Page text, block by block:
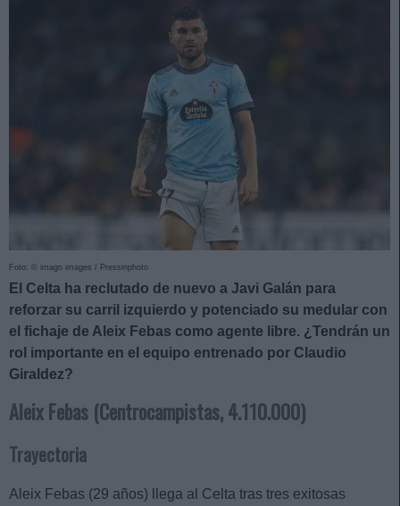
Foto: © imago images / Pressinphoto
El Celta ha reclutado de nuevo a Javi Galán para
reforzar su carril izquierdo y potenciado su medular con
el fichaje de Aleix Febas como agente libre. ¿Tendrán un
rol importante en el equipo entrenado por Claudio
Giraldez?
Aleix Febas (Centrocampistas, 4.110.000)
Trayectoria
Aleix Febas (29 años) llega al Celta tras tres exitosas